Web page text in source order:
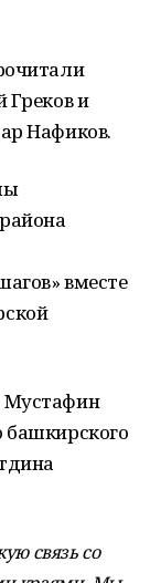
Греков и
Нафиков.
вместе
Мустафин
связь со